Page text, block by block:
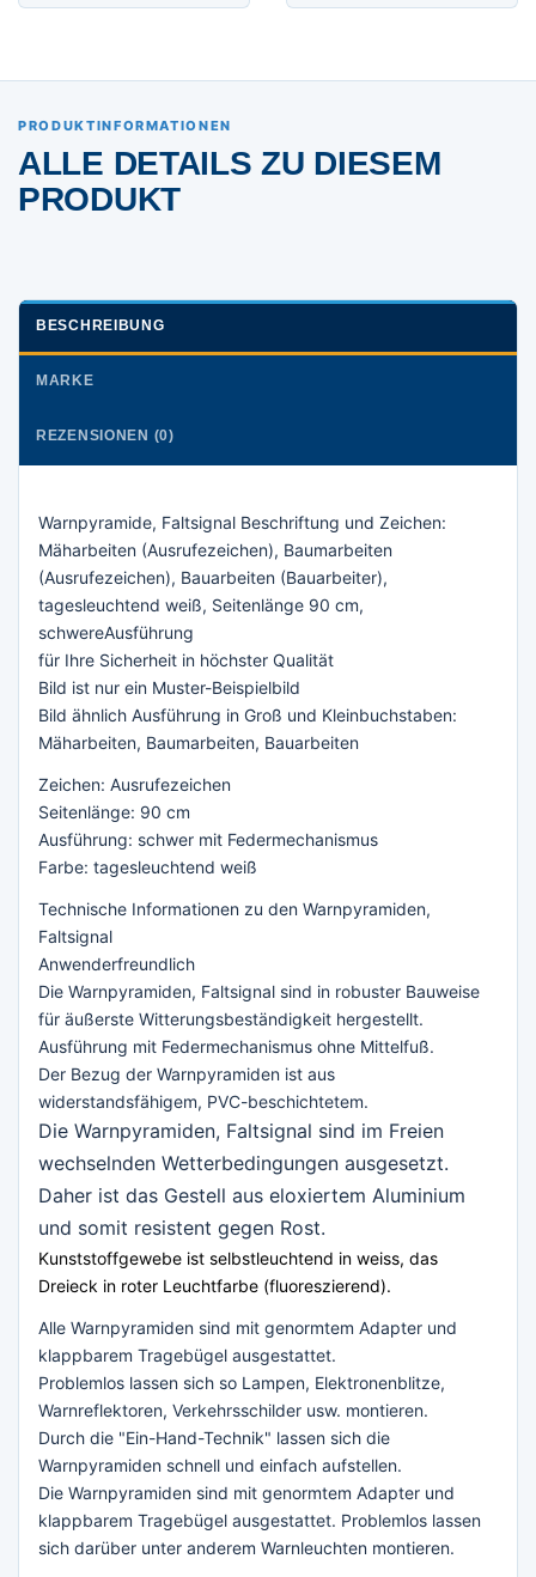
PRODUKTINFORMATIONEN
ALLE DETAILS ZU DIESEM
PRODUKT
BESCHREIBUNG
MARKE
REZENSIONEN (0)
Warnpyramide, Faltsignal Beschriftung und Zeichen:
Mäharbeiten (Ausrufezeichen), Baumarbeiten
(Ausrufezeichen), Bauarbeiten (Bauarbeiter),
tagesleuchtend weiß, Seitenlänge 90 cm,
schwereAusführung
für Ihre Sicherheit in höchster Qualität
Bild ist nur ein Muster-Beispielbild
Bild ähnlich Ausführung in Groß und Kleinbuchstaben:
Mäharbeiten, Baumarbeiten, Bauarbeiten
Zeichen: Ausrufezeichen
Seitenlänge: 90 cm
Ausführung: schwer mit Federmechanismus
Farbe: tagesleuchtend weiß
Technische Informationen zu den Warnpyramiden,
Faltsignal
Anwenderfreundlich
Die Warnpyramiden, Faltsignal sind in robuster Bauweise
für äußerste Witterungsbeständigkeit hergestellt.
Ausführung mit Federmechanismus ohne Mittelfuß.
Der Bezug der Warnpyramiden ist aus
widerstandsfähigem, PVC-beschichtetem.
Die Warnpyramiden, Faltsignal sind im Freien
wechselnden Wetterbedingungen ausgesetzt.
Daher ist das Gestell aus eloxiertem Aluminium
und somit resistent gegen Rost.
Kunststoffgewebe ist selbstleuchtend in weiss, das
Dreieck in roter Leuchtfarbe (fluoreszierend).
Alle Warnpyramiden sind mit genormtem Adapter und
klappbarem Tragebügel ausgestattet.
Problemlos lassen sich so Lampen, Elektronenblitze,
Warnreflektoren, Verkehrsschilder usw. montieren.
Durch die "Ein-Hand-Technik" lassen sich die
Warnpyramiden schnell und einfach aufstellen.
Die Warnpyramiden sind mit genormtem Adapter und
klappbarem Tragebügel ausgestattet. Problemlos lassen
sich darüber unter anderem Warnleuchten montieren.